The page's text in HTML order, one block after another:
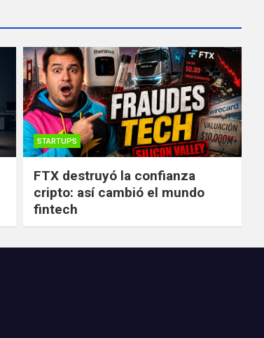
STARTUPS
FTX destruyó la confianza
cripto: así cambió el mundo
fintech